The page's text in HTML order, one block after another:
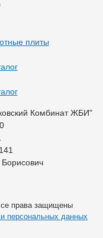
плиты
Комбинат ЖБИ"
права защищены
персональных данных